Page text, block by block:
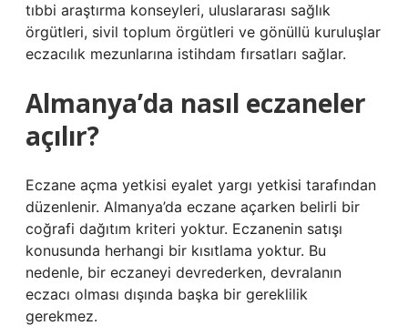
tıbbi araştırma konseyleri, uluslararası sağlık
örgütleri, sivil toplum örgütleri ve gönüllü kuruluşlar
eczacılık mezunlarına istihdam fırsatları sağlar.
Almanya’da nasıl eczaneler
açılır?
Eczane açma yetkisi eyalet yargı yetkisi tarafından
düzenlenir. Almanya’da eczane açarken belirli bir
coğrafi dağıtım kriteri yoktur. Eczanenin satışı
konusunda herhangi bir kısıtlama yoktur. Bu
nedenle, bir eczaneyi devrederken, devralanın
eczacı olması dışında başka bir gereklilik
gerekmez.